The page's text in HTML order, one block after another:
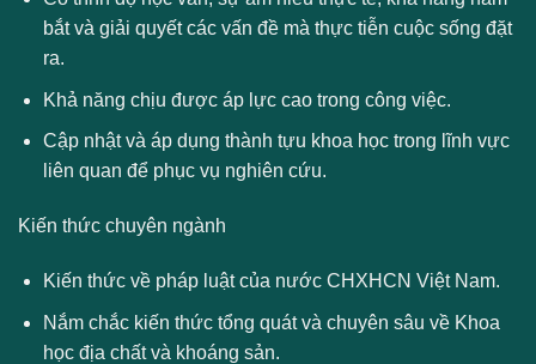
bắt và giải quyết các vấn đề mà thực tiễn cuộc sống đặt
ra.
Khả năng chịu được áp lực cao trong công việc.
Cập nhật và áp dụng thành tựu khoa học trong lĩnh vực
liên quan để phục vụ nghiên cứu.
Kiến thức chuyên ngành
Kiến thức về pháp luật của nước CHXHCN Việt Nam.
Nắm chắc kiến thức tổng quát và chuyên sâu về Khoa
học địa chất và khoáng sản.